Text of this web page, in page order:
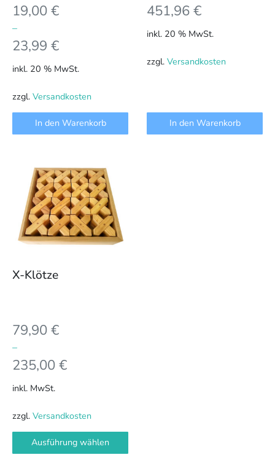
19,00€
–
23,99 €
inkl. 20 % MwSt.
zzgl. Versandkosten
In den Warenkorb
451,96€
inkl. 20 % MwSt.
zzgl. Versandkosten
In den Warenkorb
X-Klötze
79,90€
–
235,00€
inkl. MwSt.
zzgl. Versandkosten
Ausführung wählen
Produkt
weist
mehrere
Varianten
auf.
Die
können
gewählt